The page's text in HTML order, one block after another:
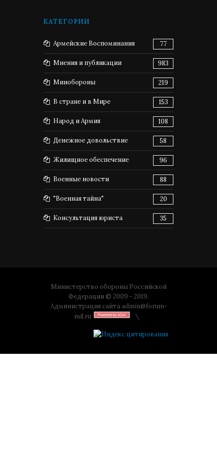
КАТЕГОРИИ
Армейские Воспоминания 77
Мнения и публикации 983
Минобороны 219
В стране и в Мире 153
Народ и Армия 108
Денежное довольствие 58
Жилищное обеспечение 96
Военные новости 88
"Военная тайна" 20
Консультация юриста 35
Министерство обороны Российской
Федерации © 2009 - 2019.
Администрация сайта admin@forum-
mil.ru